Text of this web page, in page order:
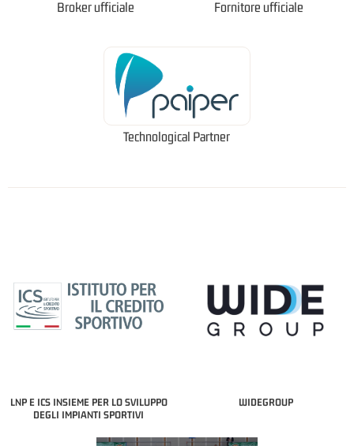
Broker ufficiale Fornitore ufficiale
Technological Partner
LNP E ICS INSIEME PER LO SVILUPPO
DEGLI IMPIANTI SPORTIVI
WIDEGROUP